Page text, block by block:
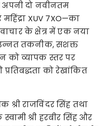
दो नवीनतम
XUV 7XO—का
के क्षेत्र में एक नया
तकनीक, सशक्त
को व्यापक स्तर पर
को रेखांकित
श्री राजविंदर सिंह तथा
श्री हरबीर सिंह और